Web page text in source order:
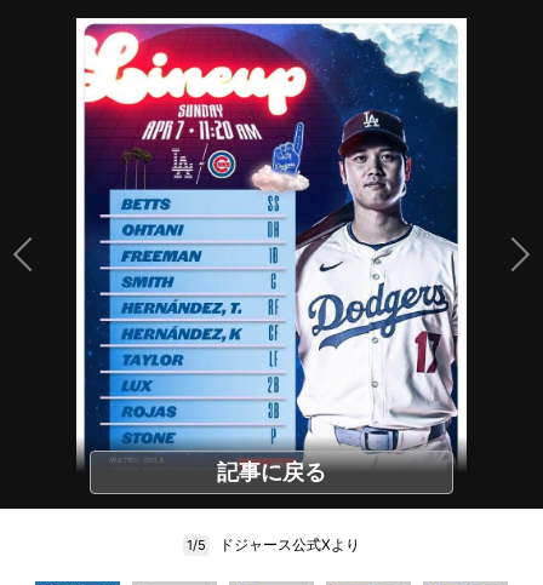
記事に戻る
1/5 ドジャース公式Xより